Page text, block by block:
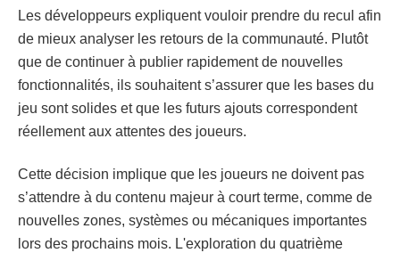
Les développeurs expliquent vouloir prendre du recul afin
de mieux analyser les retours de la communauté. Plutôt
que de continuer à publier rapidement de nouvelles
fonctionnalités, ils souhaitent s’assurer que les bases du
jeu sont solides et que les futurs ajouts correspondent
réellement aux attentes des joueurs.
Cette décision implique que les joueurs ne doivent pas
s’attendre à du contenu majeur à court terme, comme de
nouvelles zones, systèmes ou mécaniques importantes
lors des prochains mois. L'exploration du quatrième